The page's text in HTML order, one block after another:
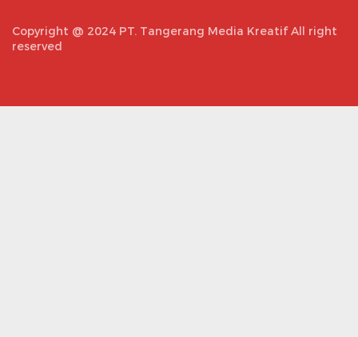
Copyright @ 2024 PT. Tangerang Media Kreatif All right
reserved